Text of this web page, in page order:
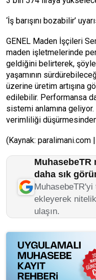
‘İş barışını bozabilir’
GENEL Maden İşçileri
maden işletmelerinde
geldiğini belirterek,
yaşamının
üzerine üretim artışına
edilebilir. Performansa
sistemi anlamına geliyor.
verimliliği
(Kaynak: paralimani.com
MuhasebeTR
daha sık
ekleyerek
ulaşın.